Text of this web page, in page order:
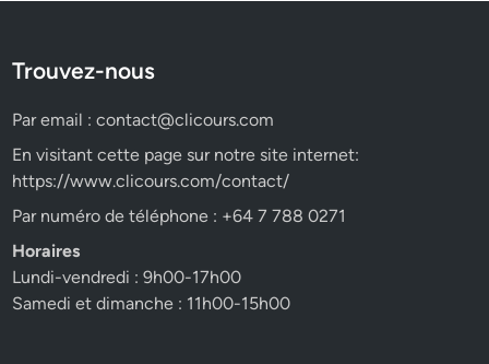
Trouvez-nous
Par email :contact@clicours.com
En visitant cette page sur notre site internet:
https://www.clicours.com/contact/
Par numéro de téléphone : +64 7 788 0271
Horaires
Lundi-vendredi : 9h00-17h00
Samedi et dimanche : 11h00-15h00